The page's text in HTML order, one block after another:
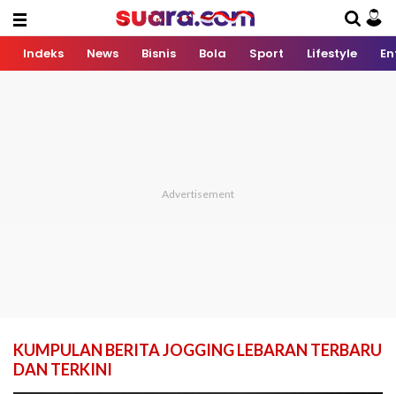
Indeks News Bisnis Bola Sport Lifestyle
KUMPULAN BERITA JOGGING LEBARAN TERBARU
DAN TERKINI